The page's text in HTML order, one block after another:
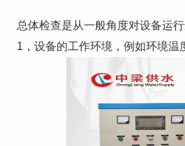
总体检查是从一般角度对设备运行
1，设备的工作环境，例如环境温度